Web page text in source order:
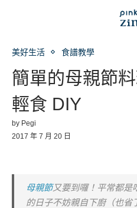
美好生活 食譜教學
簡單的母親節
輕食 DIY
by Pegi
2017 年 7 月 20 日
母親節又要到囉！平常都是
的日子不妨親自下廚（也省